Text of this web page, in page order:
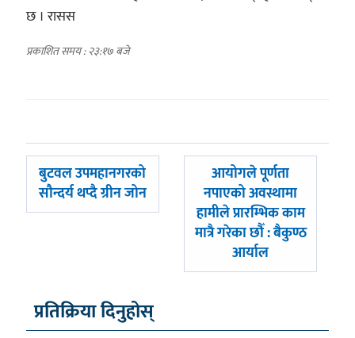
छ । रासस
प्रकाशित समय : २३:१७ बजे
पछिल्लाे
-
बुटवल उपमहानगरको
सौन्दर्य थप्दै ग्रीन जोन
अघिल्लाे
-
आयोगले पूर्णता
नपाएको अवस्थामा
हामीले प्रारम्भिक काम
मात्रै गरेका छौँ : बैकुण्ठ
आर्याल
प्रतिक्रिया दिनुहोस्